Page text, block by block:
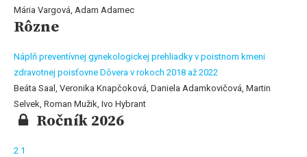
Mária Vargová, Adam Adamec
Rôzne
Náplň preventívnej gynekologickej prehliadky v poistnom kmeni
zdravotnej poisťovne Dôvera v rokoch 2018 až 2022
Beáta Saal, Veronika Knapčoková, Daniela Adamkovičová, Martin
Selvek, Roman Mužik, Ivo Hybrant
Ročník 2026
2 1